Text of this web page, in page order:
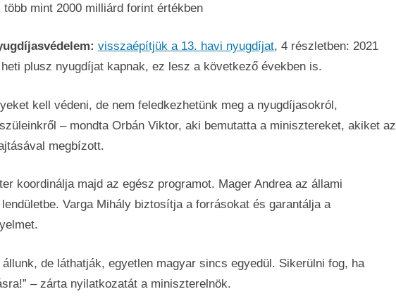
mint 2000 milliárd forint értékben
visszaépítjük a 13. havi nyugdíjat, 4 részletben: 2021
plusz nyugdíjat kapnak, ez lesz a következő években is.
kell védeni, de nem feledkezhetünk meg a nyugdíjasokról,
– mondta Orbán Viktor, aki bemutatta a minisztereket, akiket az
megbízott.
koordinálja majd az egész programot. Mager Andrea az állami
Varga Mihály biztosítja a forrásokat és garantálja a
állunk, de láthatják, egyetlen magyar sincs egyedül. Sikerülni fog, ha
– zárta nyilatkozatát a miniszterelnök.